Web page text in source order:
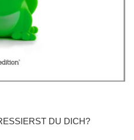
DU DICH?